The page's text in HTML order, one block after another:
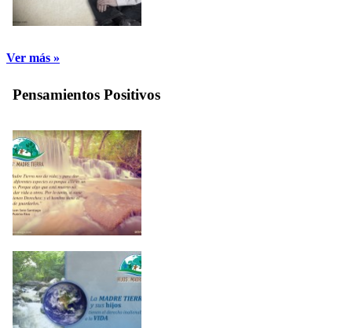
Ver más »
Pensamientos Positivos